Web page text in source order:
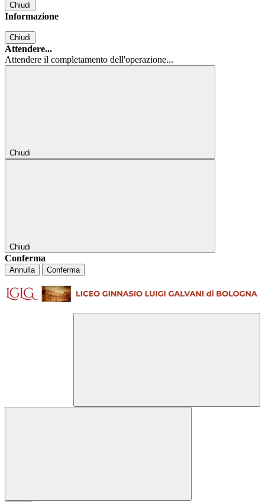
Chiudi
Informazione
Chiudi
Attendere...
Attendere il completamento dell'operazione...
Chiudi
Chiudi
Conferma
Annulla Conferma